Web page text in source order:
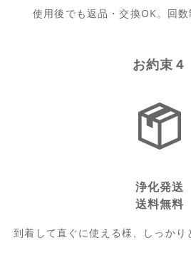
使用後でも返品・交換OK。回
お約束４
浄化発送
送料無料
到着して直ぐに使える様、しっかり